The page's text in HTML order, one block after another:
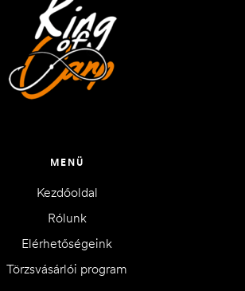
MENÜ
Kezdőoldal
Rólunk
Elérhetőségeink
Törzsvásárlói program